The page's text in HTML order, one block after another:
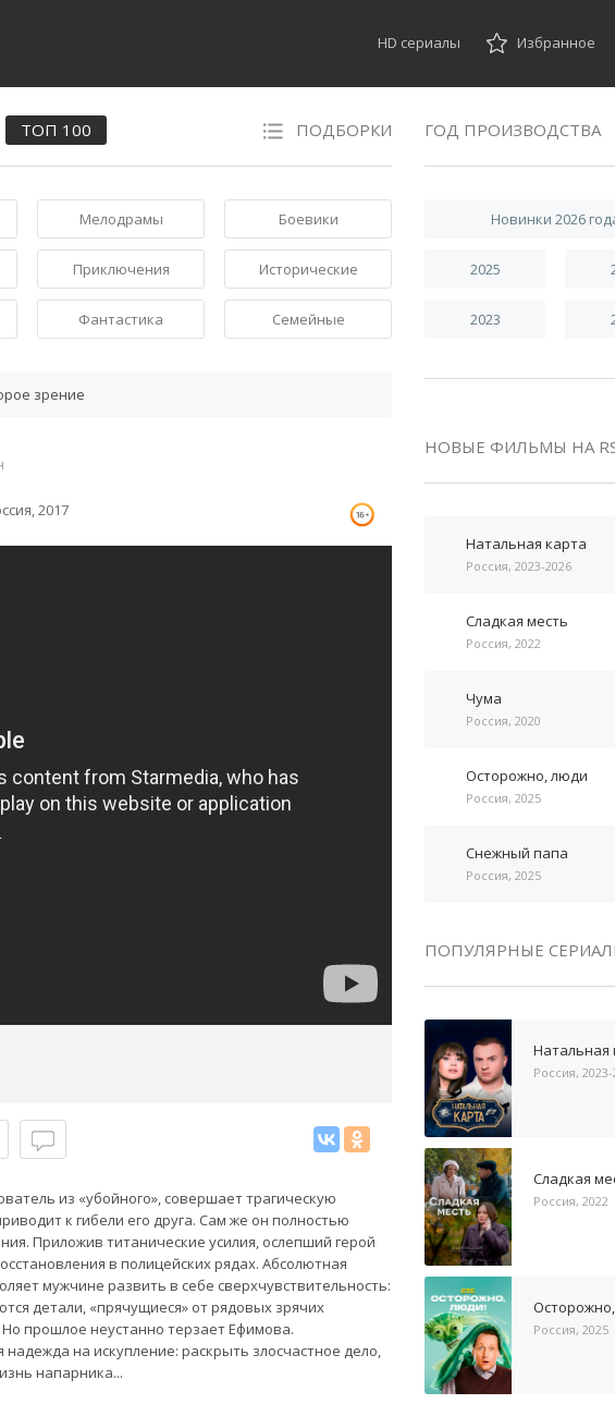
HD сериалы Избранное
ПОДБОРКИ
ТОП 100
Мелодрамы Боевики
Приключения Исторические
Фантастика Семейные
зрение
2017
из «убойного», совершает трагическую
к гибели его друга. Сам же он полностью
Приложив титанические усилия, ослепший герой
в полицейских рядах. Абсолютная
мужчине развить в себе сверхчувствительность:
детали, «прячущиеся» от рядовых зрячих
Но прошлое неустанно терзает Ефимова.
надежда на искупление: раскрыть злосчастное дело,
напарника...
ГОД ПРОИЗВОДСТВА
Новинки 2026
2025
2023
НОВЫЕ ФИЛЬМЫ НА
Натальная карта
Россия, 2023-2026
Сладкая месть
Россия, 2022
Чума
Россия, 2020
Осторожно, люди
Россия, 2025
Снежный папа
Россия, 2025
ПОПУЛЯРНЫЕ
Натальная
Россия, 2023-
Сладкая
Россия, 2022
Россия, 2025